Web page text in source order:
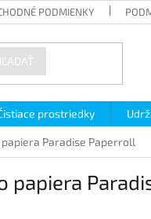
PODMIENKY
prostriedky
Paradise Paperroll
papiera